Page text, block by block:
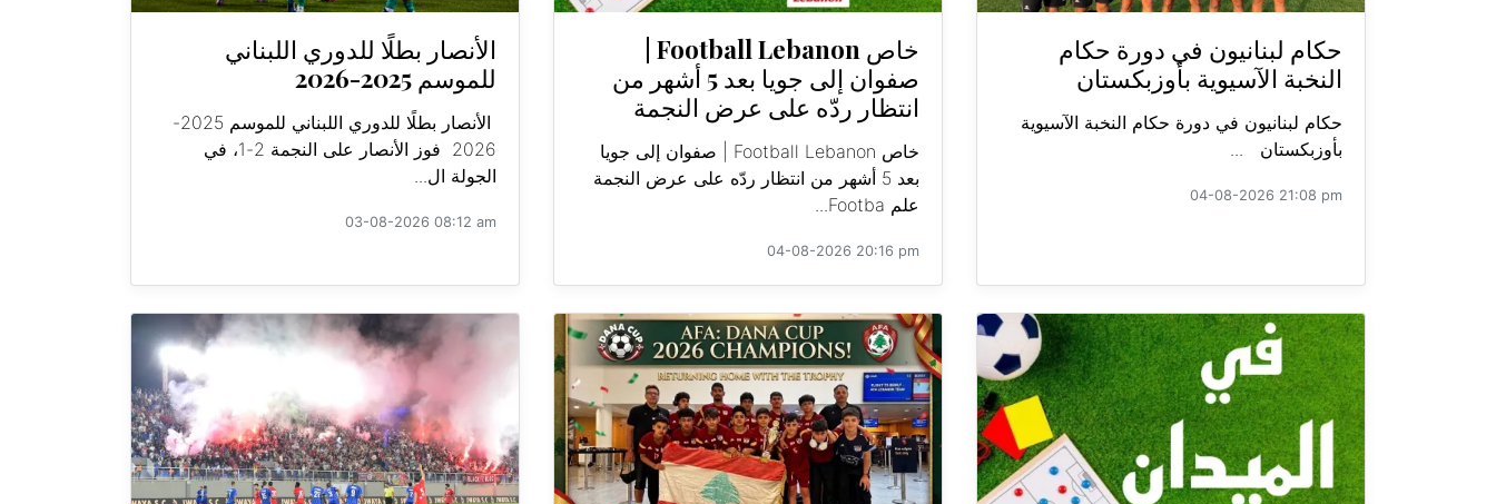
حكام لبنانيون في دورة حكام
النخبة الآسيوية بأوزبكستان
حكام لبنانيون في دورة حكام النخبة الآسيوية
بأوزبكستان ...
04-08-2026 21:08 pm
صفوان إلى جويا بعد 5 أشهر من
انتظار ردّه على عرض النجمة
خاص Football Lebanon | صفوان إلى جويا
بعد 5 أشهر من انتظار ردّه على عرض النجمة
علم Footba...
04-08-2026 20:16 pm
الأنصار بطلًا للدوري اللبناني
للموسم 2025-2026
الأنصار بطلًا للدوري اللبناني للموسم 2025-
2026 فوز الأنصار على النجمة 2-1، في
الجولة ال...
03-08-2026 08:12 am